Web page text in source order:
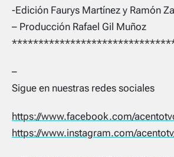
-Edición Faurys Martínez y Ramón
– Producción Rafael Gil Muñoz
–
Sigue en nuestras redes sociales
https://www.facebook.com/
https://www.instagram.com/